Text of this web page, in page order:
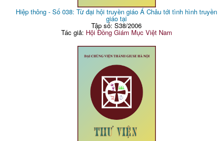
Hiệp thông - Số 038: Từ đại hội truyền giáo Á Châu tới tình hình truyền
giáo tại
Tập số: S38/2006
Tác giả: Hội Đồng Giám Mục Việt Nam